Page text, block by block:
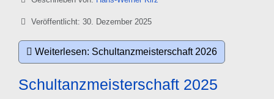
Veröffentlicht: 30. Dezember 2025
Weiterlesen: Schultanzmeisterschaft 2026
Schultanzmeisterschaft 2025